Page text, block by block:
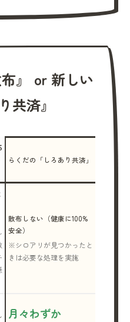
』 or 新しい
共済』
らくだの「しろあり共済」
散布しない（健康に100%
安全）
※シロアリが見つかったと
きは必要な処理を実施
月々わずか